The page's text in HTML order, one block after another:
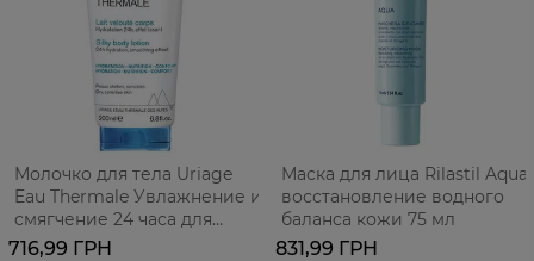
Молочко для тела Uriage
Eau Thermale Увлажнение и
смягчение 24 часа для
сухой кожи 200 мл
716,99 ГРН
Маска для лица Rilastil Aqua
восстановление водного
баланса кожи 75 мл
831,99 ГРН